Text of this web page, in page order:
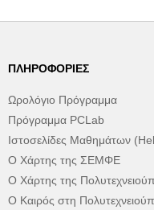
ΠΛΗΡΟΦΟΡΊΕΣ
Ωρολόγιο Πρόγραμμα
Πρόγραμμα PCLab
Ιστοσελίδες Μαθημάτων
Ο Χάρτης της ΣΕΜΦΕ
Ο Χάρτης της
Ο Καιρός στη